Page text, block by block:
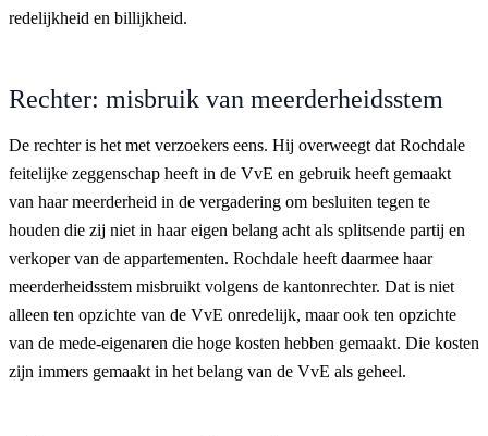
redelijkheid en billijkheid.
Rechter: misbruik van meerderheidsstem
De rechter is het met verzoekers eens. Hij overweegt dat Rochdale
feitelijke zeggenschap heeft in de VvE en gebruik heeft gemaakt
van haar meerderheid in de vergadering om besluiten tegen te
houden die zij niet in haar eigen belang acht als splitsende partij en
verkoper van de appartementen. Rochdale heeft daarmee haar
meerderheidsstem misbruikt volgens de kantonrechter. Dat is niet
alleen ten opzichte van de VvE onredelijk, maar ook ten opzichte
van de mede-eigenaren die hoge kosten hebben gemaakt. Die kosten
zijn immers gemaakt in het belang van de VvE als geheel.